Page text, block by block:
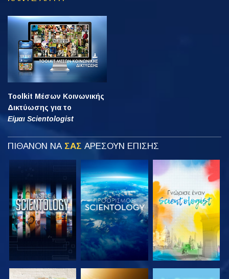
Toolkit Μέσων Κοινωνικής
Δικτύωσης για το
Είμαι Scientologist
ΠΙΘΑΝΟΝ ΝΑ ΣΑΣ ΑΡΕΣΟΥΝ ΕΠΙΣΗΣ